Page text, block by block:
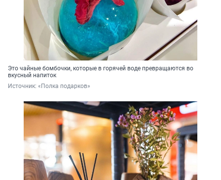
Это чайные бомбочки, которые в горячей воде превращаются во
вкусный напиток
Источник: «Полка подарков»